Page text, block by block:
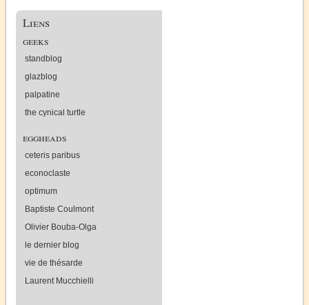
Liens
geeks
standblog
glazblog
palpatine
the cynical turtle
eggheads
ceteris paribus
econoclaste
optimum
Baptiste Coulmont
Olivier Bouba-Olga
le dernier blog
vie de thésarde
Laurent Mucchielli